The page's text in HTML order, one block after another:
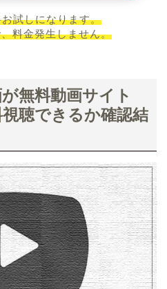
試しになります。
料金発生しません。
無料動画サイト
聴できるか確認結